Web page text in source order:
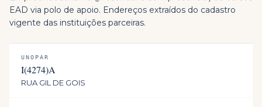
EAD via polo de apoio. Endereços extraídos do cadastro
vigente das instituições parceiras.
UNOPAR
I(4274)A
RUA GIL DE GOIS